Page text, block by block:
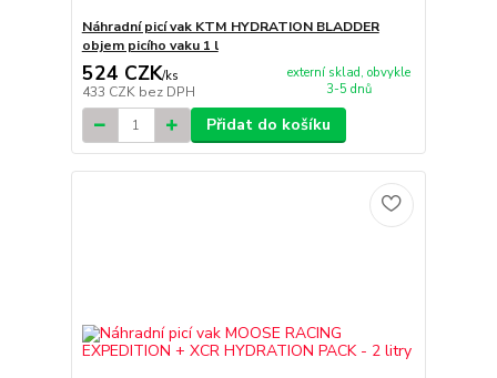
Náhradní picí vak KTM HYDRATION BLADDER
objem picího vaku 1 l
524 CZK/ks
433 CZK bez DPH
externí sklad, obvykle
3-5 dnů
Přidat do košíku